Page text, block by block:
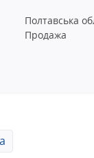
Полтавська
Продажа